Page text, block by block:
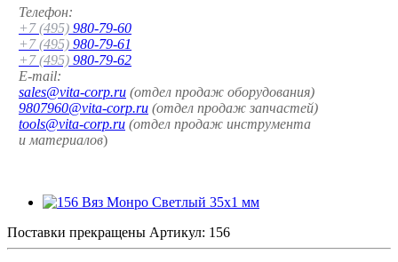
Телефон:
+7 (495) 980-79-60
+7 (495) 980-79-61
+7 (495) 980-79-62
E-mail:
sales@vita-corp.ru (отдел продаж оборудования)
9807960@vita-corp.ru (отдел продаж запчастей)
tools@vita-corp.ru (отдел продаж инструмента
и материалов)
Поставки прекращены Артикул: 156